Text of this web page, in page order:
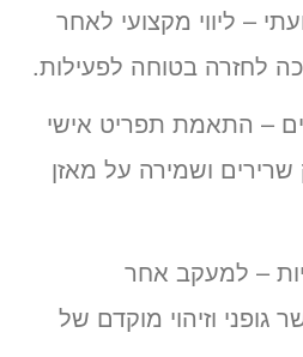
– ליווי מקצועי לאחר
לחזרה בטוחה לפעילות.
– התאמת תפריט אישי
שרירים ושמירה על מאזן
– למעקב אחר
וזיהוי מוקדם של